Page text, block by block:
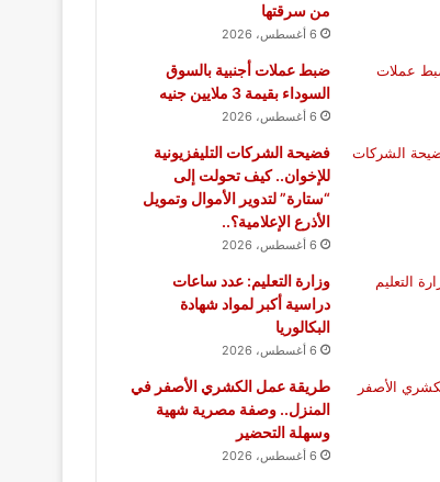
من سرقتها
6 أغسطس، 2026
ضبط عملات أجنبية بالسوق
السوداء بقيمة 3 ملايين جنيه
6 أغسطس، 2026
فضيحة الشركات التليفزيونية
للإخوان.. كيف تحولت إلى
“ستارة” لتدوير الأموال وتمويل
الأذرع الإعلامية؟..
6 أغسطس، 2026
وزارة التعليم: عدد ساعات
دراسية أكبر لمواد شهادة
البكالوريا
6 أغسطس، 2026
طريقة عمل الكشري الأصفر في
المنزل.. وصفة مصرية شهية
وسهلة التحضير
6 أغسطس، 2026